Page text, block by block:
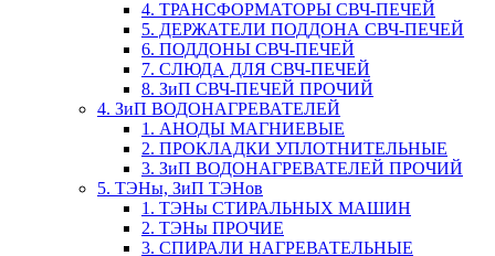
4. ТРАНСФОРМАТОРЫ СВЧ-ПЕЧЕЙ
5. ДЕРЖАТЕЛИ ПОДДОНА СВЧ-ПЕЧЕЙ
6. ПОДДОНЫ СВЧ-ПЕЧЕЙ
7. СЛЮДА ДЛЯ СВЧ-ПЕЧЕЙ
8. ЗиП СВЧ-ПЕЧЕЙ ПРОЧИЙ
4. ЗиП ВОДОНАГРЕВАТЕЛЕЙ
1. АНОДЫ МАГНИЕВЫЕ
2. ПРОКЛАДКИ УПЛОТНИТЕЛЬНЫЕ
3. ЗиП ВОДОНАГРЕВАТЕЛЕЙ ПРОЧИЙ
5. ТЭНы, ЗиП ТЭНов
1. ТЭНы СТИРАЛЬНЫХ МАШИН
2. ТЭНы ПРОЧИЕ
3. СПИРАЛИ НАГРЕВАТЕЛЬНЫЕ